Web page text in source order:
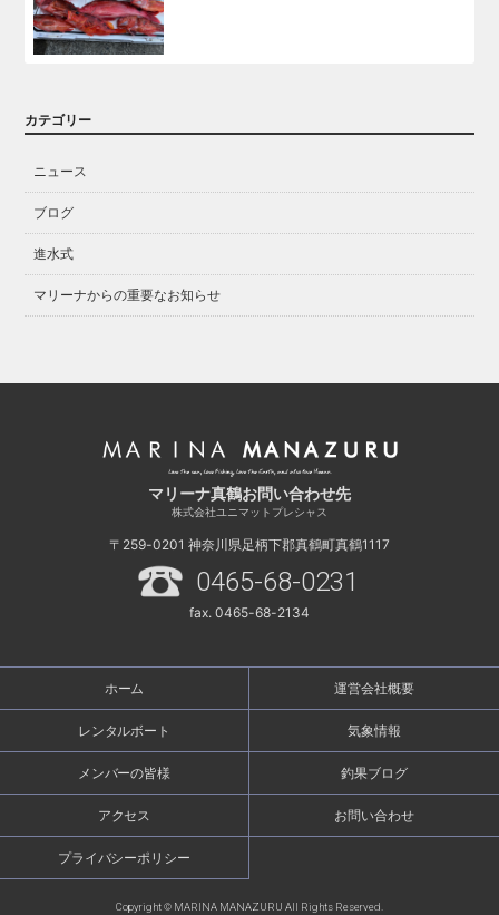
カテゴリー
ニュース
ブログ
進水式
マリーナからの重要なお知らせ
マリーナ真鶴お問い合わせ先
株式会社ユニマットプレシャス
〒259-0201 神奈川県足柄下郡真鶴町真鶴1117
0465-68-0231
fax. 0465-68-2134
ホーム 運営会社概要
レンタルボート 気象情報
メンバーの皆様 釣果ブログ
アクセス お問い合わせ
プライバシーポリシー
Copyright © MARINA MANAZURU All Rights Reserved.